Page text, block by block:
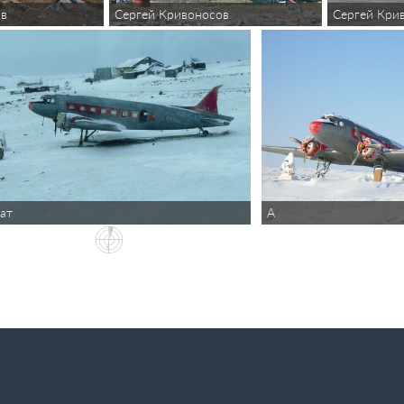
Сергей Кривоносов Сергей
А